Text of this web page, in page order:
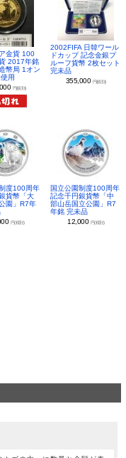
金貨 100
2017年銘
幣局 1オン
用
円(税別)
2002FIFA 日韓ワール
ドカップ 記念金銀プ
ルーフ貨幣 2枚セット
完未品
355,000 円(税別)
度100周年
貨幣「大
園」R7年
円(税別)
国立公園制度100周年
記念千円銀貨幣「中
部山岳国立公園」R7
年銘 完未品
12,000 円(税別)